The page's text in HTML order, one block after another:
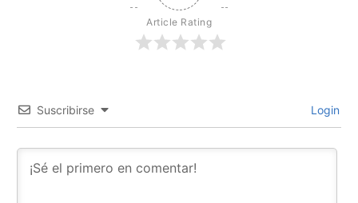
Article Rating
Suscribirse Login